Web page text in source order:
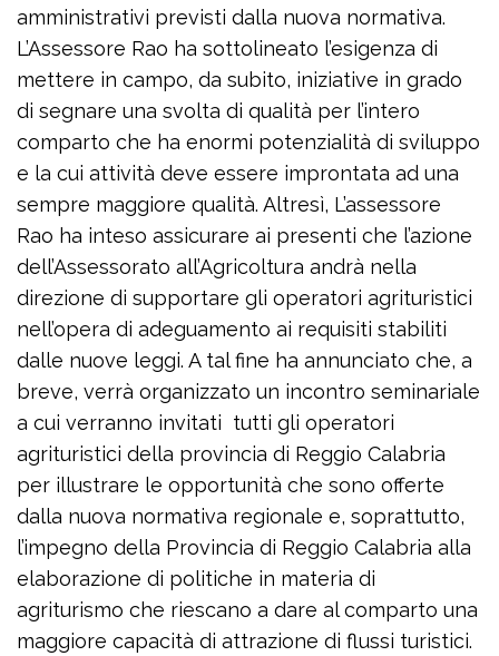
amministrativi previsti dalla nuova normativa.
L’Assessore Rao ha sottolineato l’esigenza di
mettere in campo, da subito, iniziative in grado
di segnare una svolta di qualità per l’intero
comparto che ha enormi potenzialità di sviluppo
e la cui attività deve essere improntata ad una
sempre maggiore qualità. Altresì, L’assessore
Rao ha inteso assicurare ai presenti che l’azione
dell’Assessorato all’Agricoltura andrà nella
direzione di supportare gli operatori agrituristici
nell’opera di adeguamento ai requisiti stabiliti
dalle nuove leggi. A tal fine ha annunciato che, a
breve, verrà organizzato un incontro seminariale
a cui verranno invitati tutti gli operatori
agrituristici della provincia di Reggio Calabria
per illustrare le opportunità che sono offerte
dalla nuova normativa regionale e, soprattutto,
l’impegno della Provincia di Reggio Calabria alla
elaborazione di politiche in materia di
agriturismo che riescano a dare al comparto una
maggiore capacità di attrazione di flussi turistici.